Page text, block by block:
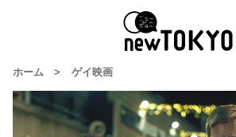
ホーム > ゲイ映画